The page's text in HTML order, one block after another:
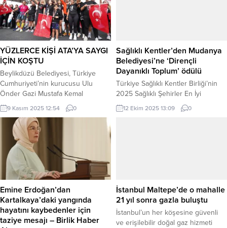
sonuçlanabilecek trafik kazalarına
yol açabileceğine dikkat çekiyor.
İSTANBUL (İGFA) – Üsküdar
Üniversitesi İş Sağlığı ve Güvenliği
Bölümü Öğretim Görevlisi, Yol ve
Trafik Güvenliği Danışmanı...
hâle getirildiğini duyurdu. Konuyla
ilgili paylaşımda bulunan...
YÜZLERCE KİŞİ ATA’YA SAYGI
İÇİN KOŞTU
Beylikdüzü Belediyesi, Türkiye
Cumhuriyeti’nin kurucusu Ulu
Önder Gazi Mustafa Kemal
Atatürk’ün hayatını kaybedişinin
87.yılında “Ata’ya Saygı Koşusu”
düzenledi. Yoğun ilgi gören koşuya
Türkiye’nin dört bir yanından 600
sporcu katıldı.
9 Kasım 2025 12:54 0
Sağlıklı Kentler’den Mudanya
Belediyesi’ne ‘Dirençli
Dayanıklı Toplum’ ödülü
Türkiye Sağlıklı Kentler Birliği’nin
2025 Sağlıklı Şehirler En İyi
Uygulama Ödülleri Töreni, İzmir’de
düzenlendi. Mudanya Belediyesi,
Müdürü Cemile Öztürk aldı. BURSA
(İGFA) – Türkiye Sağlıklı Kentler
Birliği’nin...
12 Ekim 2025 13:09 0
Emine Erdoğan’dan
Kartalkaya’daki yangında
hayatını kaybedenler için
taziye mesajı – Birlik Haber
İstanbul Maltepe’de o mahalle
21 yıl sonra gazla buluştu
İstanbul’un her köşesine güvenli
ve erişilebilir doğal gaz hizmeti